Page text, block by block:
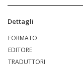
Dettagli
FORMATO
EDITORE
TRADUTTORI